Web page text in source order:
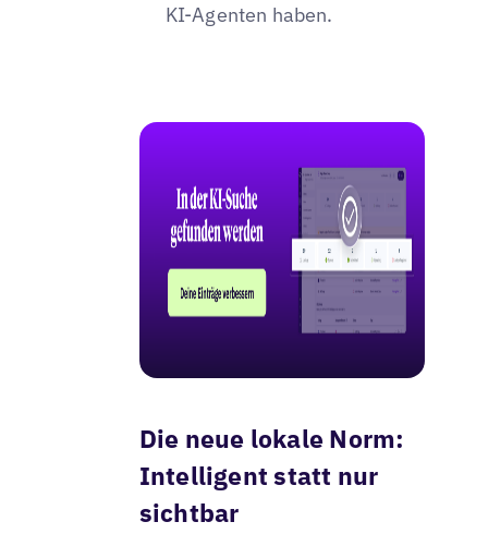
KI-Agenten haben.
Die neue lokale Norm:
Intelligent statt nur
sichtbar